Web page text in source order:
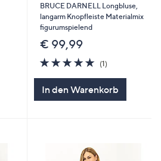
BRUCE DARNELL Longbluse,
langarm Knopfleiste Materialmix
figurumspielend
€ 99,99
5.0
von
(1)1
In den Warenkorb